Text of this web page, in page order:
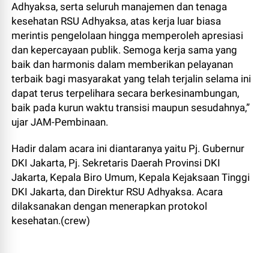
Adhyaksa, serta seluruh manajemen dan tenaga
kesehatan RSU Adhyaksa, atas kerja luar biasa
merintis pengelolaan hingga memperoleh apresiasi
dan kepercayaan publik. Semoga kerja sama yang
baik dan harmonis dalam memberikan pelayanan
terbaik bagi masyarakat yang telah terjalin selama ini
dapat terus terpelihara secara berkesinambungan,
baik pada kurun waktu transisi maupun sesudahnya,”
ujar JAM-Pembinaan.
Hadir dalam acara ini diantaranya yaitu Pj. Gubernur
DKI Jakarta, Pj. Sekretaris Daerah Provinsi DKI
Jakarta, Kepala Biro Umum, Kepala Kejaksaan Tinggi
DKI Jakarta, dan Direktur RSU Adhyaksa. Acara
dilaksanakan dengan menerapkan protokol
kesehatan.(crew)